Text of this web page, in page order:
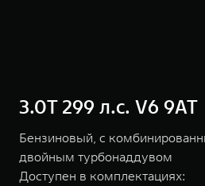
3.0T 299 л.с. V6 9AT
Бензиновый, с
двойным турбонаддувом
Доступен в комплектациях: